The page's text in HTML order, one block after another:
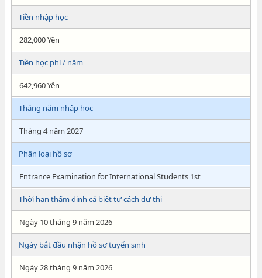
Tiền nhập học
282,000 Yên
Tiền học phí / năm
642,960 Yên
Tháng năm nhập học
Tháng 4 năm 2027
Phân loại hồ sơ
Entrance Examination for International Students 1st
Thời hạn thẩm định cá biệt tư cách dự thi
Ngày 10 tháng 9 năm 2026
Ngày bắt đầu nhận hồ sơ tuyển sinh
Ngày 28 tháng 9 năm 2026